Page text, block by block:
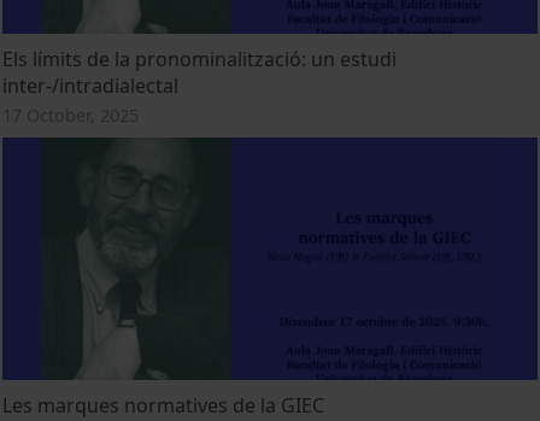
Els límits de la pronominalització: un estudi
inter-/intradialectal
17 October, 2025
Les marques normatives de la GIEC